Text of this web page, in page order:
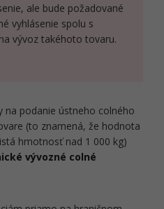
ale bude požadované
vyhlásenie spolu s
vývoz takéhoto tovaru.
na podanie ústneho colného
(to znamená, že hodnota
hmotnosť nad 1 000 kg)
vývozné colné